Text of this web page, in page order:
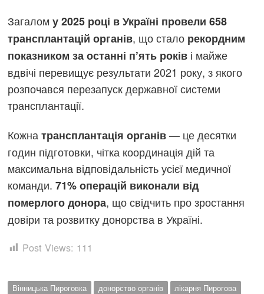
Загалому 2025 році в Україні провели 658
трансплантацій органів, що стало рекордним
показником за останні п’ять років і майже
вдвічі перевищує результати 2021 року, з якого
розпочався перезапуск державної системи
трансплантації.
Кожнатрансплантація органів— це десятки
годин підготовки, чітка координація дій та
максимальна відповідальність усієї медичної
команди.71% операцій виконали від
померлого донора, що свідчить про зростання
довіри та розвитку донорства в Україні.
Post Views: 111
Вінницька Пироговка донорство органів
лікарня Пирогова